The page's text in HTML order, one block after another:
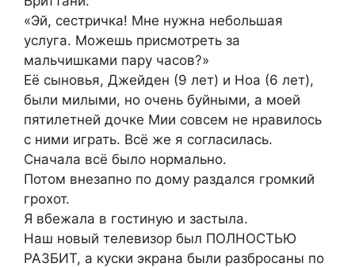
«Эй, сестричка! Мне нужна небольшая
услуга. Можешь присмотреть за
мальчишками пару часов?»
Её сыновья, Джейден (9 лет) и Ноа (6 лет),
были милыми, но очень буйными, а моей
пятилетней дочке Мии совсем не нравилось
с ними играть. Всё же я согласилась.
Сначала всё было нормально.
Потом внезапно по дому раздался громкий
грохот.
Я вбежала в гостиную и застыла.
Наш новый телевизор был ПОЛНОСТЬЮ
РАЗБИТ, а куски экрана были разбросаны по